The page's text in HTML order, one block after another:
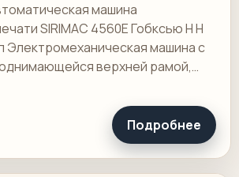
машина
SIRIMAC 4560E Гобксью Н Н
Электромеханическая машина с
верхней рамой,
45 х 60 см, вакуумный стол: 60 х
Подробнее